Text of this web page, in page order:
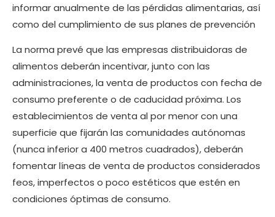
informar anualmente de las pérdidas alimentarias, así
como del cumplimiento de sus planes de prevención
La norma prevé que las empresas distribuidoras de
alimentos deberán incentivar, junto con las
administraciones, la venta de productos con fecha de
consumo preferente o de caducidad próxima. Los
establecimientos de venta al por menor con una
superficie que fijarán las comunidades autónomas
(nunca inferior a 400 metros cuadrados), deberán
fomentar líneas de venta de productos considerados
feos, imperfectos o poco estéticos que estén en
condiciones óptimas de consumo.